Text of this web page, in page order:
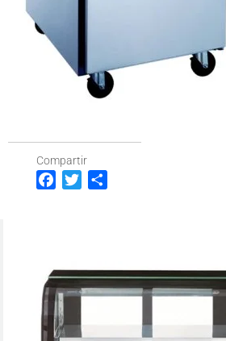
Compartir
Facebook
Twitter